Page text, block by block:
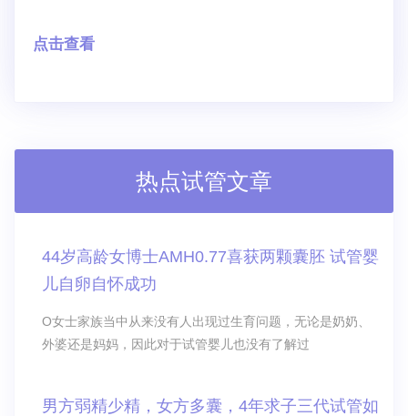
点击查看
热点试管文章
44岁高龄女博士AMH0.77喜获两颗囊胚 试管婴
儿自卵自怀成功
O女士家族当中从来没有人出现过生育问题，无论是奶奶、
外婆还是妈妈，因此对于试管婴儿也没有了解过
男方弱精少精，女方多囊，4年求子三代试管如